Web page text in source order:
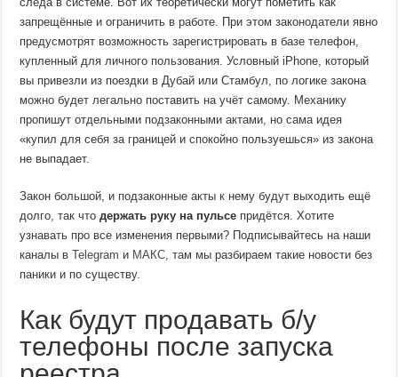
запрещённые и ограничить в работе. При этом законодатели явно
предусмотрят возможность зарегистрировать в базе телефон,
купленный для личного пользования. Условный iPhone, который
вы привезли из поездки в Дубай или Стамбул, по логике закона
можно будет легально поставить на учёт самому. Механику
пропишут отдельными подзаконными актами, но сама идея
«купил для себя за границей и спокойно пользуешься» из закона
не выпадает.
Закон большой, и подзаконные акты к нему будут выходить ещё
долго, так чтодержать руку на пульсе придётся. Хотите
узнавать про все изменения первыми? Подписывайтесь на наши
каналы вTelegram и МАКС, там мы разбираем такие новости без
паники и по существу.
Как будут продавать б/у
телефоны после запуска